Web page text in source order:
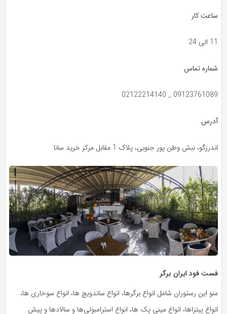
ساعت کار
11 الی 24
شماره تماس
09123761089 _ 02122214140
آدرس
اندرزگو، نبش وطن‌ پور جنوبی، پلاک 1 مقابل مرکز خرید سانا
فست فود ایران برگر
منو این رستوران شامل انواع برگرها، انواع ساندویچ‌ ها، انواع سوخاری‌ ها،
انواع پیتزاها، انواع مینی پک‌ ها، انواع استرامبولی‌ها و سالادها و پیش